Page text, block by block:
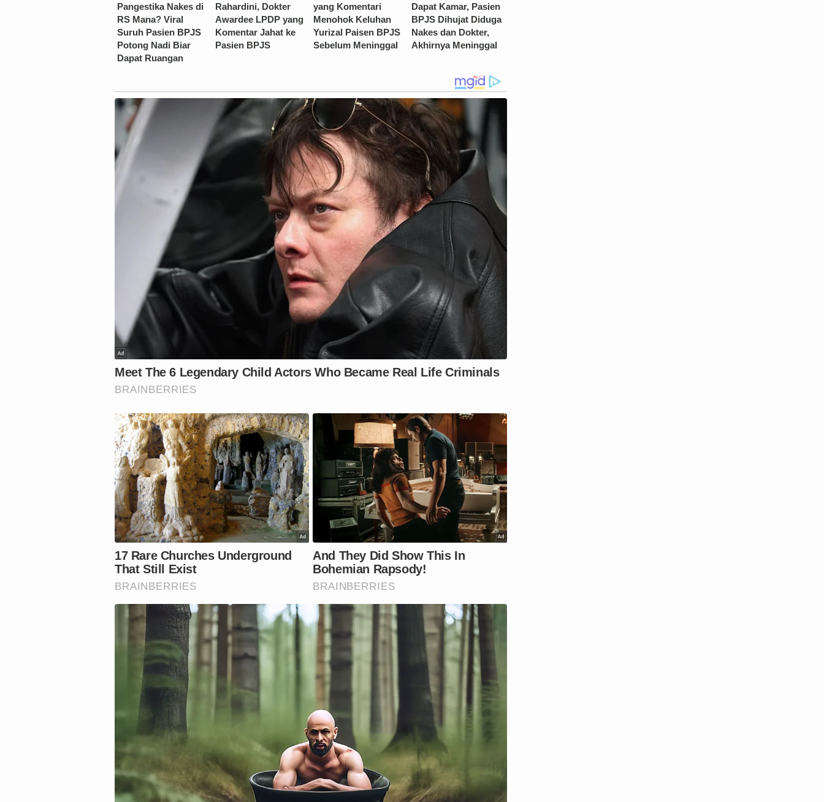
Pangestika Nakes di
RS Mana? Viral
Suruh Pasien BPJS
Potong Nadi Biar
Dapat Ruangan
Rahardini, Dokter
Awardee LPDP yang
Komentar Jahat ke
Pasien BPJS
yang Komentari
Menohok Keluhan
Yurizal Paisen BPJS
Sebelum Meninggal
Dapat Kamar, Pasien
BPJS Dihujat Diduga
Nakes dan Dokter,
Akhirnya Meninggal